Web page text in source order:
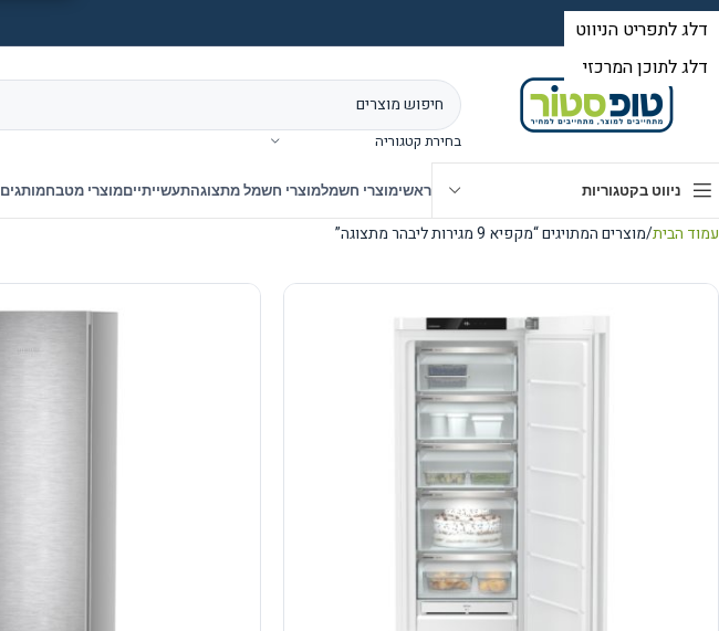
בחירת קטגוריה
ניווט בקטגוריות ראשימוצרי חשמלמוצרי חשמל מתצוגהתעשייתייםמוצרי מטבחמותגים
עמוד הבית מוצרים המתויגים “מקפיא 9 מגירות ליבהר מתצוגה”